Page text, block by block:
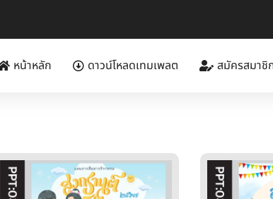
หน้าหลัก ดาวน์โหลดเทมเพลต สมัครสมาชิ
PagePage